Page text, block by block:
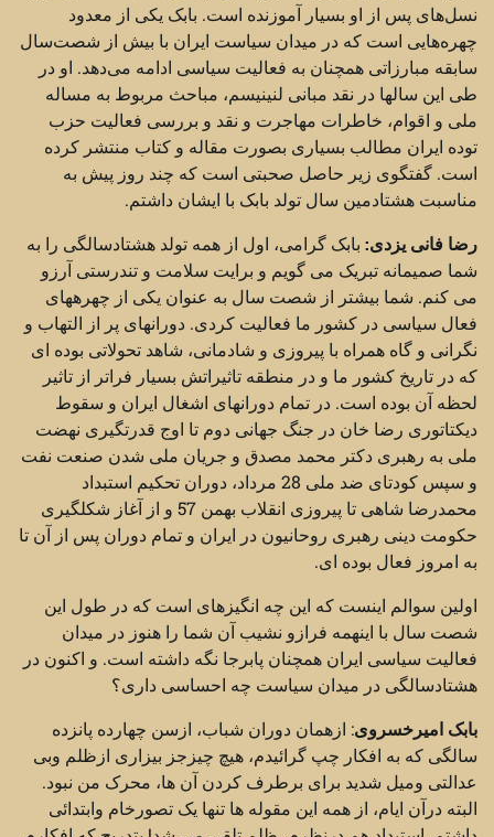
نسل‌های پس از او بسیار آموزنده است. بابک یکی از معدود
چهره‌هایی است که در میدان سیاست ایران با بیش از شصت‌سال
سابقه مبارزاتی همچنان به فعالیت سیاسی ادامه می‌دهد. او در
طی این سالها در نقد مبانی لنینیسم، مباحث مربوط به مساله
ملی و اقوام، خاطرات مهاجرت و نقد و بررسی فعالیت حزب
توده ایران مطالب بسیاری بصورت مقاله و کتاب منتشر کرده
است. گفتگوی زیر حاصل صحبتی است که چند روز پیش به
مناسبت هشتادمین سال تولد بابک با ایشان داشتم.
رضا فانی یزدی: بابک گرامی، اول از همه تولد هشتادسالگی را به
شما صمیمانه تبریک می گویم و برایت سلامت و تندرستی آرزو
می کنم. شما بیشتر از شصت سال به عنوان یکی از چهرههای
فعال سیاسی در کشور ما فعالیت کردی. دورانهای پر از التهاب و
نگرانی و گاه همراه با پیروزی و شادمانی، شاهد تحولاتی بوده ای
که در تاریخ کشور ما و در منطقه تاثیراتش بسیار فراتر از تاثیر
لحظه آن بوده است. در تمام دورانهای اشغال ایران و سقوط
دیکتاتوری رضا خان در جنگ جهانی دوم تا اوج قدرتگیری نهضت
ملی به رهبری دکتر محمد مصدق و جریان ملی شدن صنعت نفت
و سپس کودتای ضد ملی 28 مرداد، دوران تحکیم استبداد
محمدرضا شاهی تا پیروزی انقلاب بهمن 57 و از آغاز شکلگیری
حکومت دینی رهبری روحانیون در ایران و تمام دوران پس از آن تا
به امروز فعال بوده ای.
اولین سوالم اینست که این چه انگیزهای است که در طول این
شصت سال با اینهمه فرازو نشیب آن شما را هنوز در میدان
فعالیت سیاسی ایران همچنان پابرجا نگه داشته است. و اکنون در
هشتادسالگی در میدان سیاست چه احساسی داری؟
بابک امیرخسروی: ازهمان دوران شباب، ازسن چهارده پانزده
سالگی که به افکار چپ گرائیدم، هیچ چیزجز بیزاری ازظلم وبی
عدالتی ومیل شدید برای برطرف کردن آن ها، محرک من نبود.
البته درآن ایام، از همه این مقوله ها تنها یک تصورخام وابتدائی